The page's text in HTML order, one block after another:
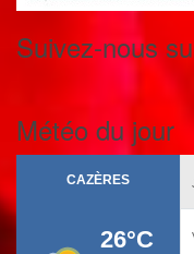
Suivez-nous
Météo du jour